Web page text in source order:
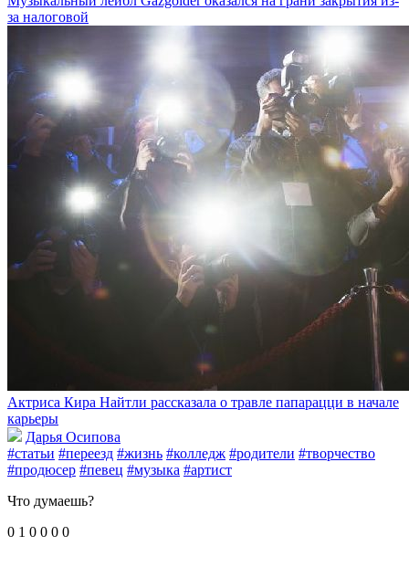
за налоговой
Актриса Кира Найтли рассказала о травле папарацци в начале
карьеры
Дарья Осипова
#статьи #переезд #жизнь #колледж #родители #творчество
#продюсер #певец #музыка #артист
Что думаешь?
0 1 0 0 0 0